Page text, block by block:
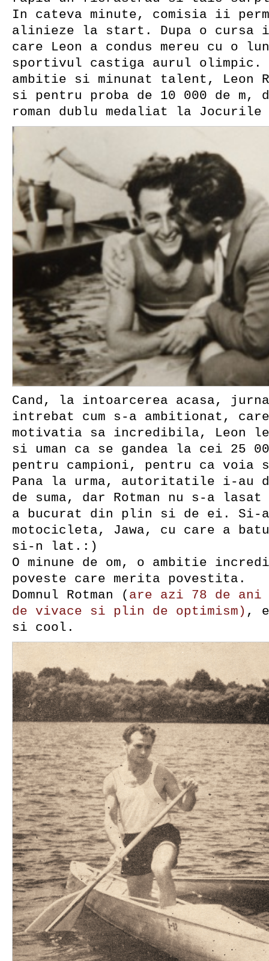
In cateva minute, comisia ii
alinieze la start. Dupa o cursa
care Leon a condus mereu cu o
sportivul castiga aurul olimpic.
ambitie si minunat talent, Leon
si pentru proba de 10 000 de m,
roman dublu medaliat la Jocurile
Cand, la intoarcerea acasa,
intrebat cum s-a ambitionat,
motivatia sa incredibila, Leon
si uman ca se gandea la cei 25
pentru campioni, pentru ca voia
Pana la urma, autoritatile i-au
de suma, dar Rotman nu s-a
a bucurat din plin si de ei. Si-
motocicleta, Jawa, cu care a
si-n lat.:)
O minune de om, o ambitie
poveste care merita povestita.
Domnul Rotman ( are azi 78 de
de vivace si plin de optimism) ,
si cool.